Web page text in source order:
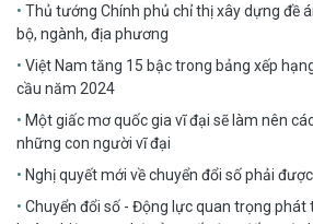
Thủ tướng Chính phủ chỉ thị xây dựng đề
bộ, ngành, địa phương
Việt Nam tăng 15 bậc trong bảng xếp
cầu năm 2024
Một giấc mơ quốc gia vĩ đại sẽ làm nên
những con người vĩ đại
Nghị quyết mới về chuyển đổi số phải
Chuyển đổi số - Động lực quan trọng phát